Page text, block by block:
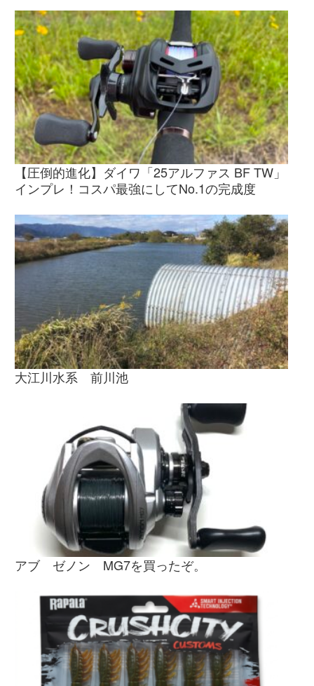
【圧倒的進化】ダイワ「25アルファス BF TW」
インプレ！コスパ最強にしてNo.1の完成度
大江川水系 前川池
アブ ゼノン MG7を買ったぞ。